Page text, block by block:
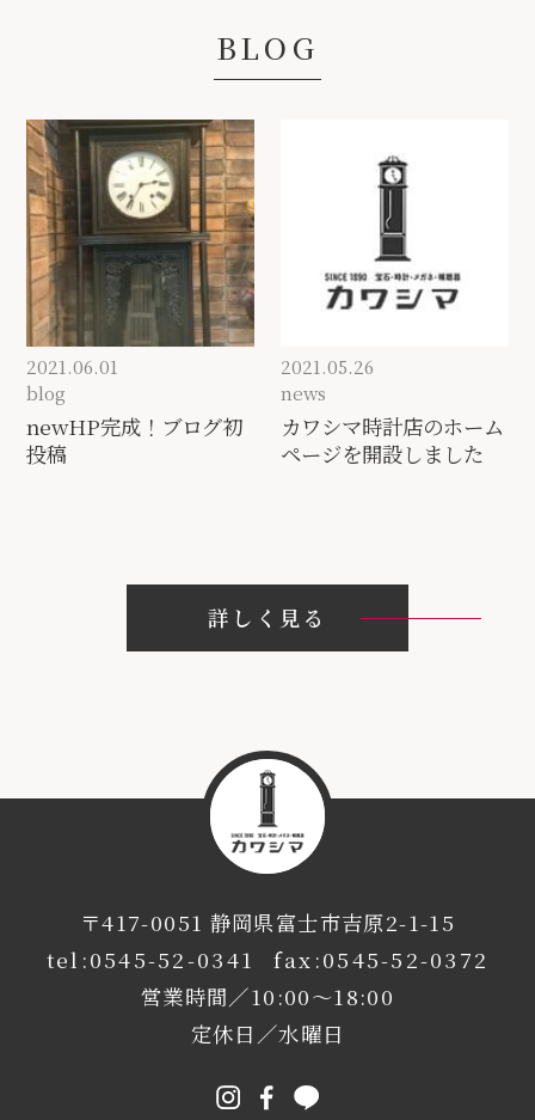
BLOG
2021.06.01
blog
newHP完成！ブログ初
投稿
2021.05.26
news
カワシマ時計店のホーム
ページを開設しました
詳しく見る
〒417-0051 静岡県富士市吉原2-1-15
0545-52-0341
0545-52-0372
10:00～18:00
水曜日